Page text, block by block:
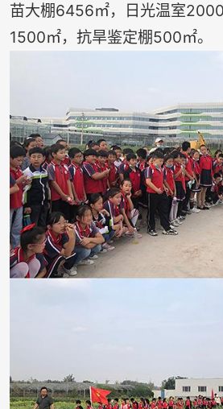
苗大棚6456㎡，日光温室
1500㎡，抗旱鉴定棚500㎡。